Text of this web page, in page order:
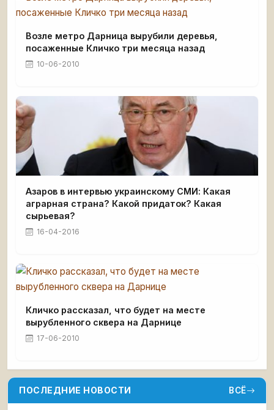
Возле метро Дарница вырубили деревья,
посаженные Кличко три месяца назад
10-06-2010
Азаров в интервью украинскому СМИ: Какая
аграрная страна? Какой придаток? Какая
сырьевая?
16-04-2016
Кличко рассказал, что будет на месте
вырубленного сквера на Дарнице
17-06-2010
ПОСЛЕДНИЕ НОВОСТИ ВСЁ